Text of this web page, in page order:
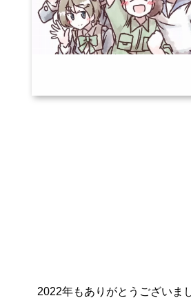
2022年もありがとうございま